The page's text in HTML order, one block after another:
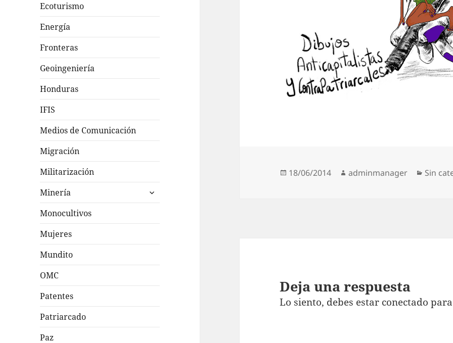
Ecoturismo
Energía
Fronteras
Geoingeniería
Honduras
IFIS
Medios de Comunicación
Migración
Militarización
Minería
expande
el
inferior
Monocultivos
Mujeres
Mundito
OMC
Patentes
Patriarcado
Paz
Publicado
18/06/2014 Autor
adminmanager Sin
Deja una respuesta
Lo siento, debes estar conectado